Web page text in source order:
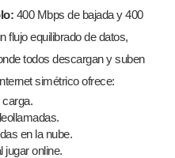
400 Mbps de bajada y 400
flujo equilibrado de datos,
todos descargan y suben
simétrico ofrece:
carga.
en la nube.
jugar online.